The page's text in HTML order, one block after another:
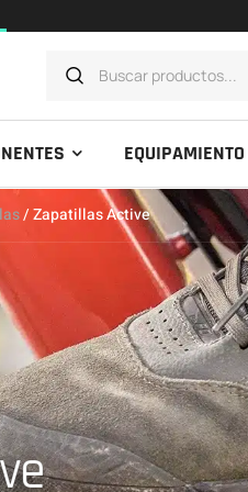
EQUIPAMIENTO
/ Zapatillas Active